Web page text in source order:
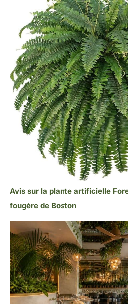
Avis sur la plante artificielle
fougère de Boston